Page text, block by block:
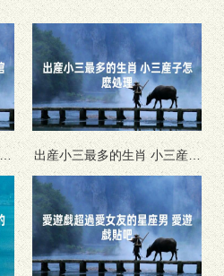
出産小三最多的生肖 小三産子
怎麽処理